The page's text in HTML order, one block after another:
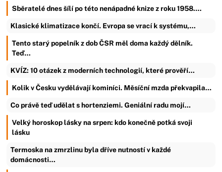
Sběratelé dnes šílí po této nenápadné knize z roku 1958.…
Klasické klimatizace končí. Evropa se vrací k systému,…
Tento starý popelník z dob ČSR měl doma každý dělník.
Teď…
KVÍZ: 10 otázek z moderních technologií, které prověří…
Kolik v Česku vydělávají kominíci. Měsíční mzda překvapila…
Co právě teď udělat s hortenziemi. Geniální radu mojí…
Velký horoskop lásky na srpen: kdo konečně potká svoji
lásku
Termoska na zmrzlinu byla dříve nutností v každé
domácnosti…